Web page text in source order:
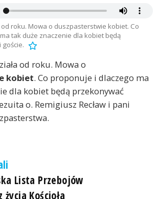
od roku. Mowa o duszpasterstwie kobiet. Co
tak duże znaczenie dla kobiet będą
od roku. Mowa o
kobiet. Co proponuje i dlaczego ma
dla kobiet będą przekonywać
o. Remigiusz Recław i pani
Lista Przebojów
Kościoła